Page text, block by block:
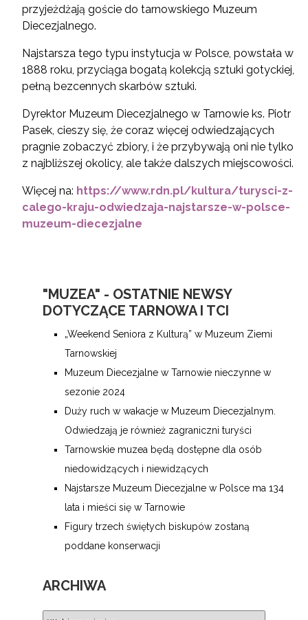
przyjeżdżają goście do tarnowskiego Muzeum
Diecezjalnego.
Najstarsza tego typu instytucja w Polsce, powstała w
1888 roku, przyciąga bogatą kolekcją sztuki gotyckiej,
pełną bezcennych skarbów sztuki.
Dyrektor Muzeum Diecezjalnego w Tarnowie ks. Piotr
Pasek, cieszy się, że coraz więcej odwiedzających
pragnie zobaczyć zbiory, i że przybywają oni nie tylko
z najbliższej okolicy, ale także dalszych miejscowości.
Więcej na: https://www.rdn.pl/kultura/turysci-z-
calego-kraju-odwiedzaja-najstarsze-w-polsce-
muzeum-diecezjalne
"MUZEA" - OSTATNIE NEWSY
DOTYCZĄCE TARNOWA I TCI
„Weekend Seniora z Kulturą” w Muzeum Ziemi
Tarnowskiej
Muzeum Diecezjalne w Tarnowie nieczynne w
sezonie 2024
Duży ruch w wakacje w Muzeum Diecezjalnym.
Odwiedzają je również zagraniczni turyści
Tarnowskie muzea będą dostępne dla osób
niedowidzących i niewidzących
Najstarsze Muzeum Diecezjalne w Polsce ma 134
lata i mieści się w Tarnowie
Figury trzech świętych biskupów zostaną
poddane konserwacji
ARCHIWA